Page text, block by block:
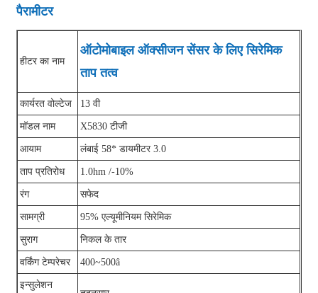
पैरामीटर
हीटर का नाम
ऑटोमोबाइल ऑक्सीजन सेंसर के लिए सिरेमिक
ताप तत्व
कार्यरत वोल्टेज 13 वी
मॉडल नाम X5830 टीजी
आयाम लंबाई 58* डायमीटर 3.0
ताप प्रतिरोध 1.0hm /-10%
रंग सफेद
सामग्री 95% एल्यूमीनियम सिरेमिक
सुराग निकल के तार
वर्किंग टेम्परेचर 400~500â
इन्सुलेशन